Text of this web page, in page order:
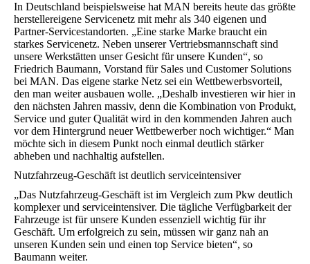
In Deutschland beispielsweise hat MAN bereits heute das größte
herstellereigene Servicenetz mit mehr als 340 eigenen und
Partner-Servicestandorten. „Eine starke Marke braucht ein
starkes Servicenetz. Neben unserer Vertriebsmannschaft sind
unsere Werkstätten unser Gesicht für unsere Kunden“, so
Friedrich Baumann, Vorstand für Sales und Customer Solutions
bei MAN. Das eigene starke Netz sei ein Wettbewerbsvorteil,
den man weiter ausbauen wolle. „Deshalb investieren wir hier in
den nächsten Jahren massiv, denn die Kombination von Produkt,
Service und guter Qualität wird in den kommenden Jahren auch
vor dem Hintergrund neuer Wettbewerber noch wichtiger.“ Man
möchte sich in diesem Punkt noch einmal deutlich stärker
abheben und nachhaltig aufstellen.
Nutzfahrzeug-Geschäft ist deutlich serviceintensiver
„Das Nutzfahrzeug-Geschäft ist im Vergleich zum Pkw deutlich
komplexer und serviceintensiver. Die tägliche Verfügbarkeit der
Fahrzeuge ist für unsere Kunden essenziell wichtig für ihr
Geschäft. Um erfolgreich zu sein, müssen wir ganz nah an
unseren Kunden sein und einen top Service bieten“, so
Baumann weiter.